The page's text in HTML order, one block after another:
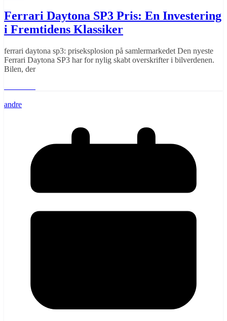
Ferrari Daytona SP3 Pris: En Investering
i Fremtidens Klassiker
ferrari daytona sp3: priseksplosion på samlermarkedet Den nyeste
Ferrari Daytona SP3 har for nylig skabt overskrifter i bilverdenen.
Bilen, der
andre